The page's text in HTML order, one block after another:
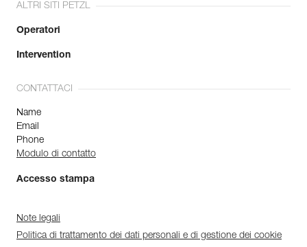
ALTRI SITI PETZL
Operatori
Intervention
CONTATTACI
Name
Email
Phone
Modulo di contatto
Accesso stampa
Note legali
Politica di trattamento dei dati personali e di gestione dei cookie